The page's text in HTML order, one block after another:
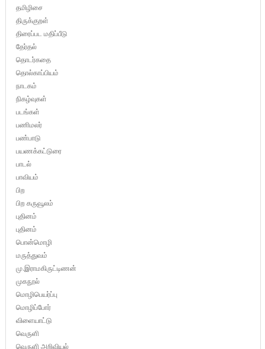
தமிழிசை
திருக்குறள்
திரைப்பட மதிப்பீடு
தேர்தல்
தொடர்கதை
தொல்காப்பியம்
நாடகம்
நிகழ்வுகள்
படங்கள்
பணிமலர்
பண்பாடு
பயணக்கட்டுரை
பாடல்
பாவியம்
பிற
பிற கருவூலம்
புதினம்
புதினம்
பொன்மொழி
மருத்துவம்
மு.இராமகிருட்டிணன்
முகநூல்
மொழிபெயர்ப்பு
மொழிப்போர்
விளையாட்டு
வெருளி
வெருளி அறிவியல்